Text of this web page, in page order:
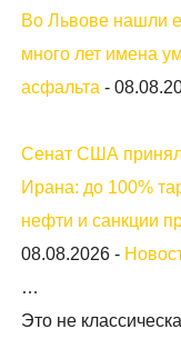
Во Львове нашли
много лет имена
асфальта -
Сенат США принял
Ирана: до 100%
нефти и санкции
08.08.2026 -
…
Это не